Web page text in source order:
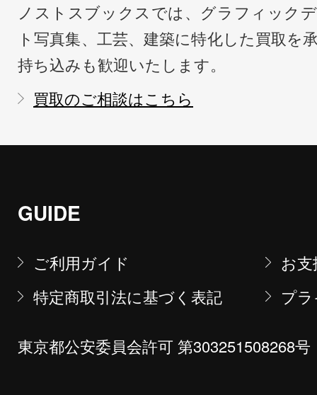
ノストスブックスでは、グラフィック
ト写真集、工芸、建築に特化した買取を
持ち込みも歓迎いたします。
買取のご相談はこちら
GUIDE
ご利用ガイド
お
特定商取引法に基づく表記
プ
東京都公安委員会許可 第303251508268号